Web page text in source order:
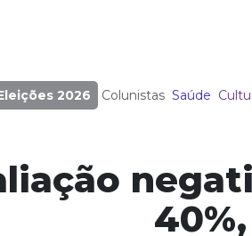
2026 Colunistas Saúde